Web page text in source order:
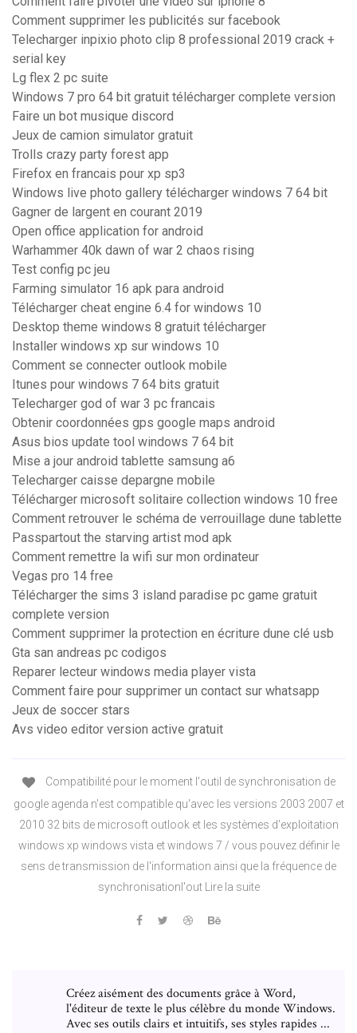
Comment supprimer les publicités sur facebook
Telecharger inpixio photo clip 8 professional 2019 crack +
serial key
Lg flex 2 pc suite
Windows 7 pro 64 bit gratuit télécharger complete version
Faire un bot musique discord
Jeux de camion simulator gratuit
Trolls crazy party forest app
Firefox en francais pour xp sp3
Windows live photo gallery télécharger windows 7 64 bit
Gagner de largent en courant 2019
Open office application for android
Warhammer 40k dawn of war 2 chaos rising
Test config pc jeu
Farming simulator 16 apk para android
Télécharger cheat engine 6.4 for windows 10
Desktop theme windows 8 gratuit télécharger
Installer windows xp sur windows 10
Comment se connecter outlook mobile
Itunes pour windows 7 64 bits gratuit
Telecharger god of war 3 pc francais
Obtenir coordonnées gps google maps android
Asus bios update tool windows 7 64 bit
Mise a jour android tablette samsung a6
Telecharger caisse depargne mobile
Télécharger microsoft solitaire collection windows 10 free
Comment retrouver le schéma de verrouillage dune tablette
Passpartout the starving artist mod apk
Comment remettre la wifi sur mon ordinateur
Vegas pro 14 free
Télécharger the sims 3 island paradise pc game gratuit
complete version
Comment supprimer la protection en écriture dune clé usb
Gta san andreas pc codigos
Reparer lecteur windows media player vista
Comment faire pour supprimer un contact sur whatsapp
Jeux de soccer stars
Avs video editor version active gratuit
Compatibilité pour le moment l'outil de synchronisation de
google agenda n'est compatible qu'avec les versions 2003 2007 et
2010 32 bits de microsoft outlook et les systèmes d'exploitation
windows xp windows vista et windows 7 / vous pouvez définir le
sens de transmission de l'information ainsi que la fréquence de
synchronisationl'out Lire la suite
Créez aisément des documents grâce à Word,
l'éditeur de texte le plus célèbre du monde Windows.
Avec ses outils clairs et intuitifs, ses styles rapides ...